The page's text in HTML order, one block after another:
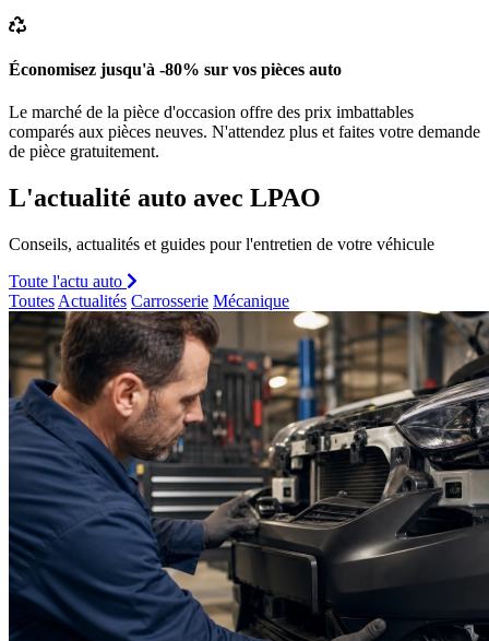
Économisez jusqu'à -80% sur vos pièces auto
Le marché de la pièce d'occasion offre des prix imbattables
comparés aux pièces neuves. N'attendez plus et faites votre demande
de pièce gratuitement.
L'actualité auto avec LPAO
Conseils, actualités et guides pour l'entretien de votre véhicule
Toute l'actu auto
Toutes Actualités Carrosserie Mécanique